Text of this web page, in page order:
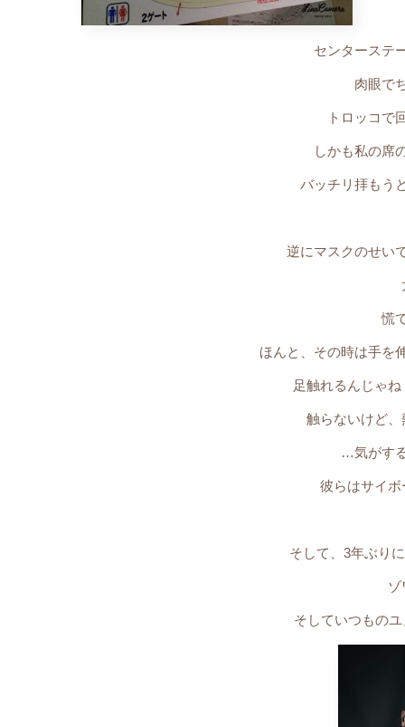
センターステ
肉眼で
トロッコで
しかも私の席
バッチリ拝もう
逆にマスクのせい
慌
ほんと、その時は手を
足触れるんじゃ
触らないけど
…気がす
彼らはサイ
そして、3年ぶり
ゾ
そしていつもの